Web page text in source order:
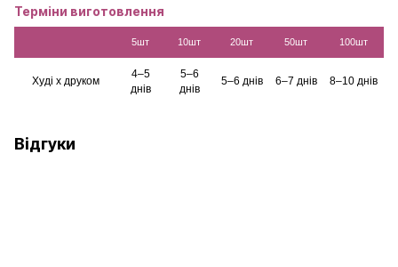
Терміни виготовлення
5шт 10шт 20шт 50шт 100шт
Худі х друком
4–5
днів
5–6
днів
5–6 днів 6–7 днів 8–10 днів
Відгуки